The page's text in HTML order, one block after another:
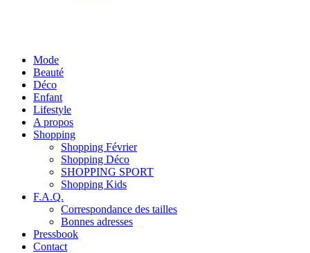
Mode
Beauté
Déco
Enfant
Lifestyle
A propos
Shopping
Shopping Février
Shopping Déco
SHOPPING SPORT
Shopping Kids
F.A.Q.
Correspondance des tailles
Bonnes adresses
Pressbook
Contact